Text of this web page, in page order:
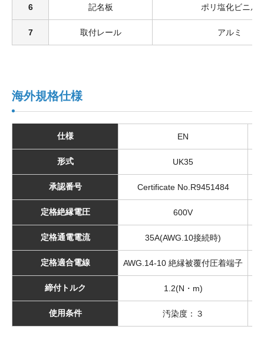
6 記名板 ポリ塩化ビニル
7 取付レール アルミ
海外規格仕様
仕様 EN
形式 UK35
承認番号 Certificate No.R9451484
定格絶縁電圧 600V
定格通電電流 35A(AWG.10接続時)
定格適合電線 AWG.14-10 絶縁被覆付圧着端子
締付トルク 1.2(N・m)
使用条件 汚染度：３